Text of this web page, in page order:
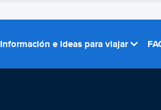
Información e ideas para viajar